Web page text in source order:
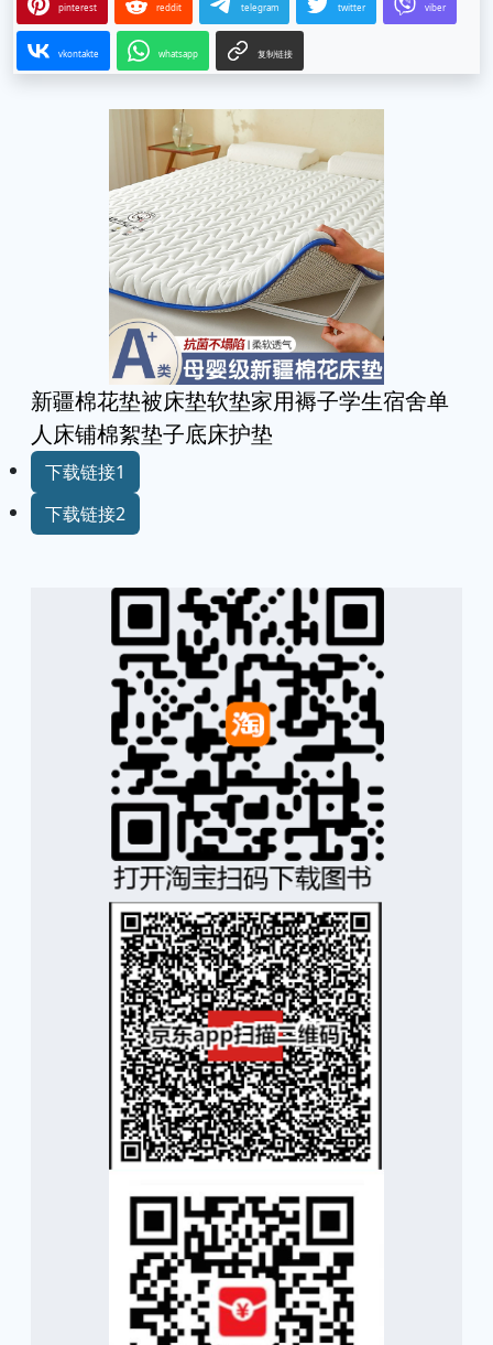
pinterest reddit telegram twitter viber
vkontakte whatsapp 复制链接
新疆棉花垫被床垫软垫家用褥子学生宿舍单
人床铺棉絮垫子底床护垫
下载链接1
下载链接2